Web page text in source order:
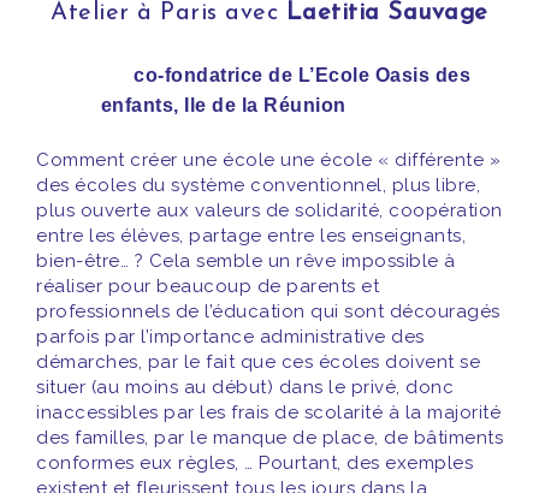
Atelier à Paris avec Laetitia Sauvage
co-fondatrice de L’Ecole Oasis des
enfants,
Ile de la Réunion
Comment créer une école une école « différente »
des écoles du système conventionnel, plus libre,
plus ouverte aux valeurs de solidarité, coopération
entre les élèves, partage entre les enseignants,
bien-être… ? Cela semble un rêve impossible à
réaliser pour beaucoup de parents et
professionnels de l’éducation qui sont découragés
parfois par l’importance administrative des
démarches, par le fait que ces écoles doivent se
situer (au moins au début) dans le privé, donc
inaccessibles par les frais de scolarité à la majorité
des familles, par le manque de place, de bâtiments
conformes eux règles, … Pourtant, des exemples
existent et fleurissent tous les jours dans la